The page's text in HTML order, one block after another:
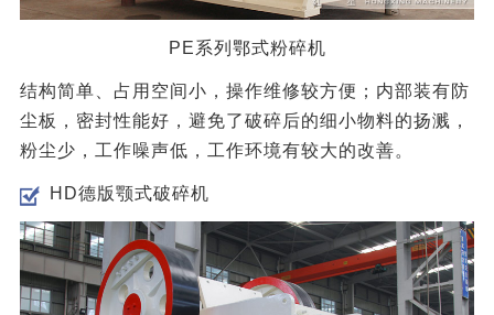
PE系列鄂式粉碎机
结构简单、占用空间小，操作维修较方便；内部装有防
尘板，密封性能好，避免了破碎后的细小物料的扬溅，
粉尘少，工作噪声低，工作环境有较大的改善。
HD德版颚式破碎机